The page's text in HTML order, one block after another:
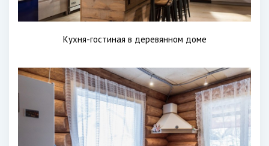
Кухня-гостиная в деревянном доме